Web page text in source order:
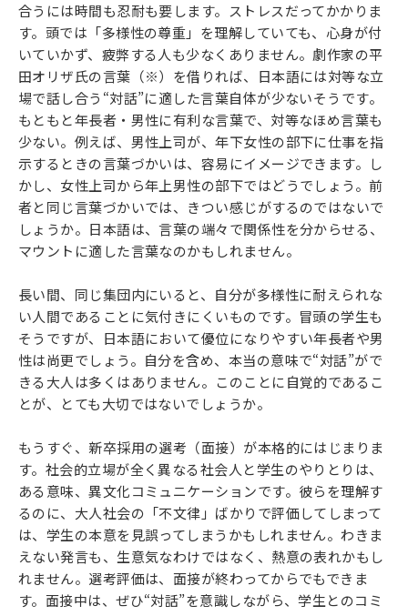
合うには時間も忍耐も要します。ストレスだってかかりま
す。頭では「多様性の尊重」を理解していても、心身が付
いていかず、疲弊する人も少なくありません。劇作家の平
田オリザ氏の言葉（※）を借りれば、日本語には対等な立
場で話し合う“対話”に適した言葉自体が少ないそうです。
もともと年長者・男性に有利な言葉で、対等なほめ言葉も
少ない。例えば、男性上司が、年下女性の部下に仕事を指
示するときの言葉づかいは、容易にイメージできます。し
かし、女性上司から年上男性の部下ではどうでしょう。前
者と同じ言葉づかいでは、きつい感じがするのではないで
しょうか。日本語は、言葉の端々で関係性を分からせる、
マウントに適した言葉なのかもしれません。
長い間、同じ集団内にいると、自分が多様性に耐えられな
い人間であることに気付きにくいものです。冒頭の学生も
そうですが、日本語において優位になりやすい年長者や男
性は尚更でしょう。自分を含め、本当の意味で“対話”がで
きる大人は多くはありません。このことに自覚的であるこ
とが、とても大切ではないでしょうか。
もうすぐ、新卒採用の選考（面接）が本格的にはじまりま
す。社会的立場が全く異なる社会人と学生のやりとりは、
ある意味、異文化コミュニケーションです。彼らを理解す
るのに、大人社会の「不文律」ばかりで評価してしまって
は、学生の本意を見誤ってしまうかもしれません。わきま
えない発言も、生意気なわけではなく、熱意の表れかもし
れません。選考評価は、面接が終わってからでもできま
す。面接中は、ぜひ“対話”を意識しながら、学生とのコミ